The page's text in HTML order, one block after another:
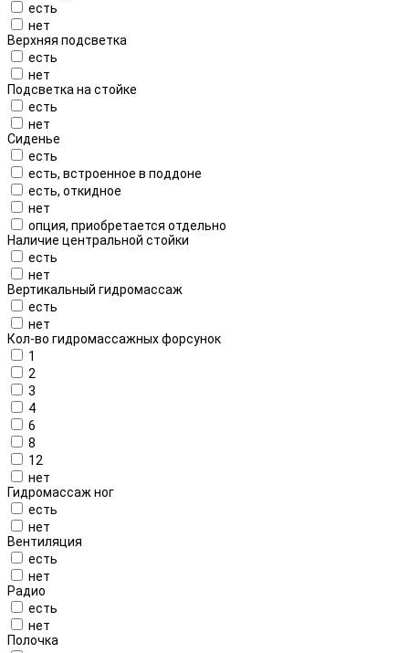
есть
нет
Верхняя подсветка
есть
нет
Подсветка на стойке
есть
нет
Сиденье
есть
есть, встроенное в поддоне
есть, откидное
нет
опция, приобретается отдельно
Наличие центральной стойки
есть
нет
Вертикальный гидромассаж
есть
нет
Кол-во гидромассажных форсунок
1
2
3
4
6
8
12
нет
Гидромассаж ног
есть
нет
Вентиляция
есть
нет
Радио
есть
нет
Полочка